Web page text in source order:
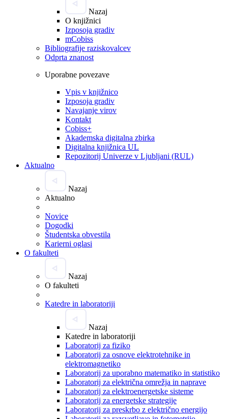
Nazaj
O knjižnici
Izposoja gradiv
mCobiss
Bibliografije raziskovalcev
Odprta znanost
Uporabne povezave
Vpis v knjižnico
Izposoja gradiv
Navajanje virov
Kontakt
Cobiss+
Akademska digitalna zbirka
Digitalna knjižnica UL
Repozitorij Univerze v Ljubljani (RUL)
Aktualno
Nazaj
Aktualno
Novice
Dogodki
Študentska obvestila
Karierni oglasi
O fakulteti
Nazaj
O fakulteti
Katedre in laboratoriji
Nazaj
Katedre in laboratoriji
Laboratorij za fiziko
Laboratorij za osnove elektrotehnike in
elektromagnetiko
Laboratorij za uporabno matematiko in statistiko
Laboratorij za električna omrežja in naprave
Laboratorij za elektroenergetske sisteme
Laboratorij za energetske strategije
Laboratorij za preskrbo z električno energijo